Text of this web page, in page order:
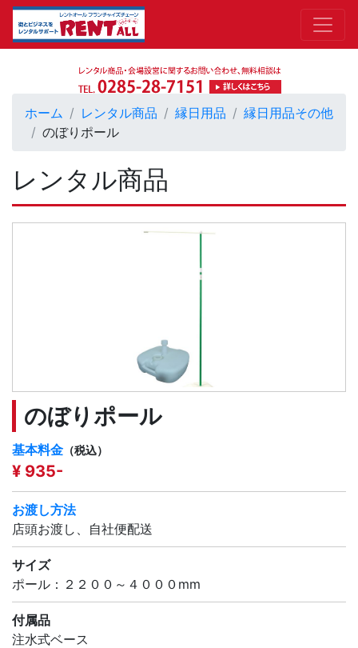
ホーム レンタル商品 縁日用品
縁日用品その他
のぼりポール
レンタル商品
のぼりポール
基本料金 （税込）
¥ 935-
お渡し方法
店頭お渡し、自社便配送
サイズ
ポール：２２００～４０００mm
付属品
注水式ベース